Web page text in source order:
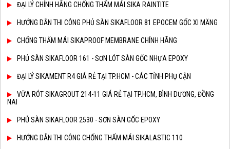
ĐẠI LÝ CHÍNH HÃNG CHỐNG THẤM MÁI SIKA RAINTITE
HƯỚNG DẪN THI CÔNG PHỦ SÀN SIKAFLOOR 81 EPOCEM GỐC XI MĂNG
CHỐNG THẤM MÁI SIKAPROOF MEMBRANE CHÍNH HÃNG
PHỦ SÀN SIKAFLOOR 161 - SƠN LÓT SÀN GỐC NHỰA EPOXY
ĐẠI LÝ SIKAMENT R4 GIÁ RẺ TẠI TP.HCM - CÁC TỈNH PHỤ CẬN
VỮA RÓT SIKAGROUT 214-11 GIÁ RẺ TẠI TP.HCM, BÌNH DƯƠNG, ĐỒNG
NAI
PHỦ SÀN SIKAFLOOR 2530 - SƠN SÀN GỐC EPOXY
HƯỚNG DẪN THI CÔNG CHỐNG THẤM MÁI SIKALASTIC 110